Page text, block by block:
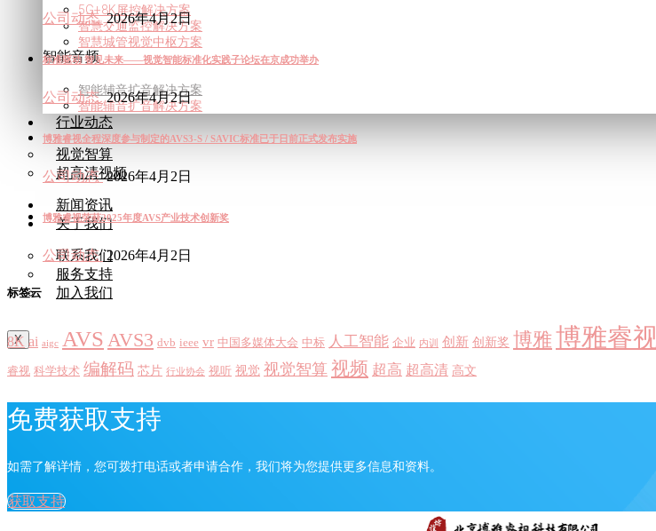
5G+8K屏控解决方案
智慧交通监控解决方案
智慧城管视觉中枢方案
智能音频
智能辅音扩音解决方案
智能辅音扩音解决方案
行业动态
视觉智算
超高清视频
新闻资讯
关于我们
联系我们
服务支持
加入我们
X
公司动态 2026年4月2日
标准驱动 智见未来——视觉智能标准化实践子论坛在京成功举办
公司动态 2026年4月2日
博雅睿视全程深度参与制定的AVS3-S / SAVIC标准已于日前正式发布实施
公司动态 2026年4月2日
博雅睿视荣获2025年度AVS产业技术创新奖
公司动态 2026年4月2日
标签云
8K ai aigc AVS AVS3 dvb ieee vr 中国多媒体大会 中标 人工智能 企业 内训 创新 创新奖 博雅博雅睿
睿视 科学技术 编解码 芯片 行业协会 视听 视觉 视觉智算 视频 超高 超高清 高文
免费获取支持
如需了解详情，您可拨打电话或者申请合作，我们将为您提供更多信息和资料。
获取支持